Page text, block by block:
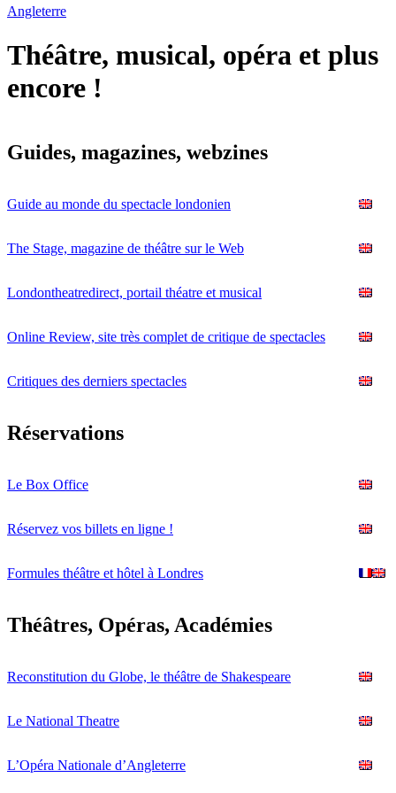
Angleterre
Théâtre, musical, opéra et plus
encore !
Guides, magazines, webzines
Guide au monde du spectacle londonien
The Stage, magazine de théâtre sur le Web
Londontheatredirect, portail théatre et musical
Online Review, site très complet de critique de spectacles
Critiques des derniers spectacles
Réservations
Le Box Office
Réservez vos billets en ligne !
Formules théâtre et hôtel à Londres
Théâtres, Opéras, Académies
Reconstitution du Globe, le théâtre de Shakespeare
Le National Theatre
L’Opéra Nationale d’Angleterre